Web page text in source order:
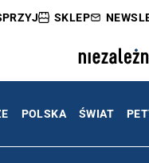
SKLEP
POLSKA ŚWIAT